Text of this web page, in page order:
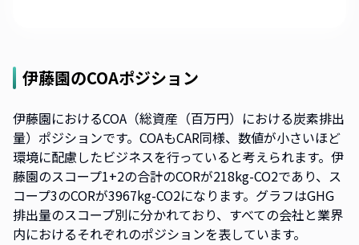
伊藤園のCOAポジション
伊藤園におけるCOA（総資産（百万円）における炭素排出
量）ポジションです。COAもCAR同様、数値が小さいほど
環境に配慮したビジネスを行っていると考えられます。伊
藤園のスコープ1+2の合計のCORが218kg-CO2であり、ス
コープ3のCORが3967kg-CO2になります。グラフはGHG
排出量のスコープ別に分かれており、すべての会社と業界
内におけるそれぞれのポジションを表しています。